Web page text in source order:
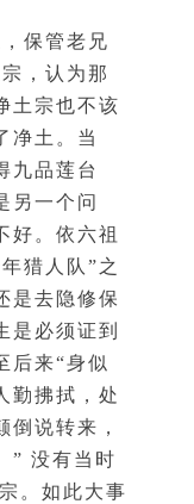
保管老兄
，认为那
土宗也不该
净土。当
九品莲台
另一个问
好。依六祖
猎人队”之
是去隐修保
是必须证到
后来“身似
勤拂拭，处
倒说转来，
” 没有当时
。如此大事